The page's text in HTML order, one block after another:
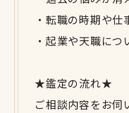
・転職の時期や
・起業や天職に
★鑑定の流れ★
ご相談内容をお伺